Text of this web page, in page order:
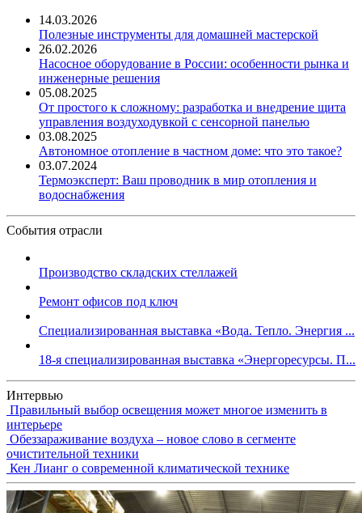
14.03.2026
Полезные инструменты для домашней мастерской
26.02.2026
Насосное оборудование в России: особенности рынка и
инженерные решения
05.08.2025
От простого к сложному: разработка и внедрение щита
управления воздуходувкой с сенсорной панелью
03.08.2025
Автономное отопление в частном доме: что это такое?
03.07.2024
Термоэксперт: Ваш проводник в мир отопления и
водоснабжения
События отрасли
Производство складских стеллажей
Ремонт офисов под ключ
Специализированная выставка «Вода. Тепло. Энергия ...
18-я специализированная выставка «Энергоресурсы. П...
Интервью
Правильный выбор освещения может многое изменить в
интерьере
Обеззараживание воздуха – новое слово в сегменте
очистительной техники
Кен Лианг о современной климатической технике